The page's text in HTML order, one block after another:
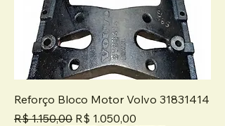
Reforço Bloco Motor Volvo 31831414
Preço normal
R$ 1.150,00 Preço promocional
R$ 1.050,00